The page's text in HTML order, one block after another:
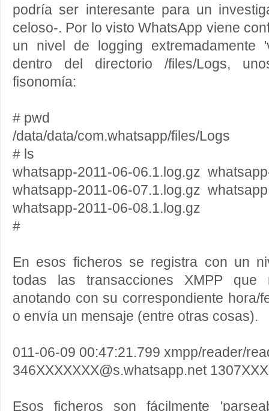
podría ser interesante para un
celoso-. Por lo visto WhatsApp viene
un nivel de logging extremadamente
dentro del directorio /files/Logs,
fisonomía:
# pwd
/data/data/com.whatsapp/files/Logs
# ls
whatsapp-2011-06-06.1.log.gz
whatsapp-2011-06-07.1.log.gz
whatsapp-2011-06-08.1.log.gz
#
En esos ficheros se registra con un
todas las transacciones XMPP que
anotando con su correspondiente hora/
o envía un mensaje (entre otras cosas).
011-06-09 00:47:21.799 xmpp/reader/
346XXXXXXX@s.whatsapp.net
Esos ficheros son fácilmente